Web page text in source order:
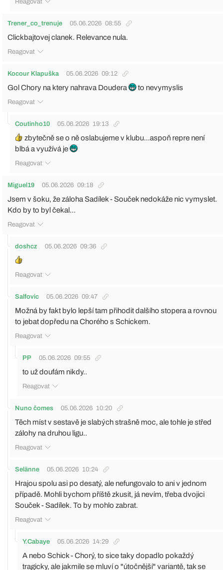
Reagovat
Trener_co_trenuje 05.06.2026 08:55
Clickbajtovej clanek. Relevance nula.
Reagovat
Kocour Klapuška 05.06.2026 09:12
Gol Chory na ktery nahrava Doudera to nevymyslis
Reagovat
Coutinho10 05.06.2026 19:13
zbytečně se o ně oslabujeme v klubu...aspoň repre není
blbá a využívá je
Reagovat
Miguel19 05.06.2026 09:18
Jsem v šoku, že záloha Sadílek - Souček nedokáže nic vymyslet.
Kdo by to byl čekal...
Reagovat
doshcz 05.06.2026 09:36
Reagovat
Salfovic 05.06.2026 09:47
Možná by fakt bylo lepší tam přihodit dalšího stopera a rovnou
to jebat dopředu na Chorého s Schickem.
Reagovat
PP 05.06.2026 09:55
to už doufám nikdy..
Reagovat
Nuno čomes 05.06.2026 10:20
Těch míst v sestavě je slabých strašně moc, ale tohle je střed
zálohy na druhou ligu..
Reagovat
Selänne 05.06.2026 10:24
Hrajou spolu asi po desatý, ale nefungovalo to ani v jednom
případě. Mohli bychom příště zkusit, já nevím, třeba dvojici
Souček - Sadílek. To by mohlo zabrat.
Reagovat
Y.Cabaye 05.06.2026 14:29
A nebo Schick - Chorý, to sice taky dopadlo pokaždý
tragicky, ale jakmile se mluví o "útočnější" variantě, tak se